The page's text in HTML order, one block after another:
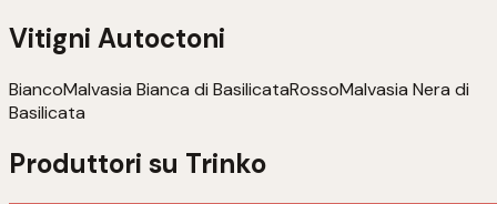
Vitigni Autoctoni
BiancoMalvasia Bianca di BasilicataRossoMalvasia Nera di
Basilicata
Produttori su Trinko